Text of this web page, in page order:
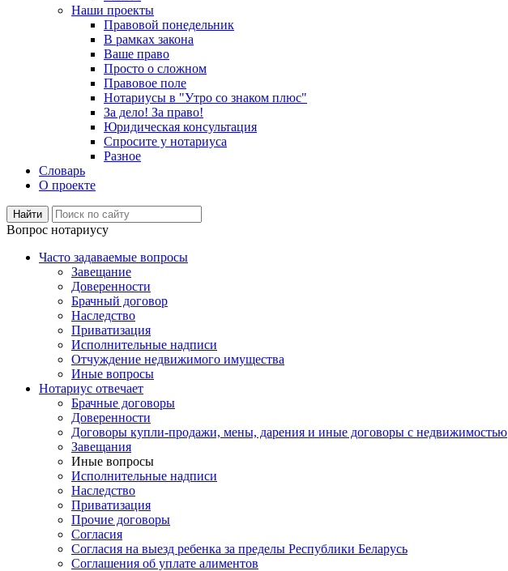
Наши проекты
Правовой понедельник
В рамках закона
Ваше право
Просто о сложном
Правовое поле
Нотариусы в "Утро со знаком плюс"
За дело! За право!
Юридическая консультация
Спросите у нотариуса
Разное
Словарь
О проекте
Вопрос нотариусу
Часто задаваемые вопросы
Завещание
Доверенности
Брачный договор
Наследство
Приватизация
Исполнительные надписи
Отчуждение недвижимого имущества
Иные вопросы
Нотариус отвечает
Брачные договоры
Доверенности
Договоры купли-продажи, мены, дарения и иные договоры с недвижимостью
Завещания
Иные вопросы
Исполнительные надписи
Наследство
Приватизация
Прочие договоры
Согласия
Согласия на выезд ребенка за пределы Республики Беларусь
Соглашения об уплате алиментов